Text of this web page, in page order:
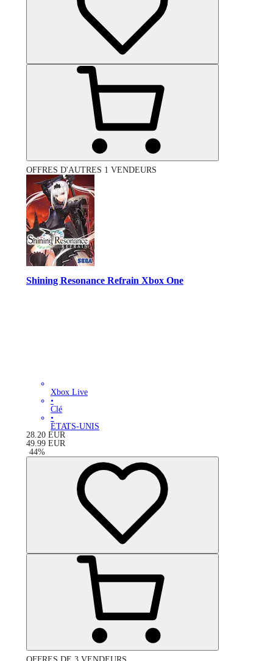
OFFRES D'AUTRES 1 VENDEURS
Shining Resonance Refrain Xbox One
Xbox Live
•
Clé
•
ÉTATS-UNIS
28.20 EUR
49.99 EUR
-44%